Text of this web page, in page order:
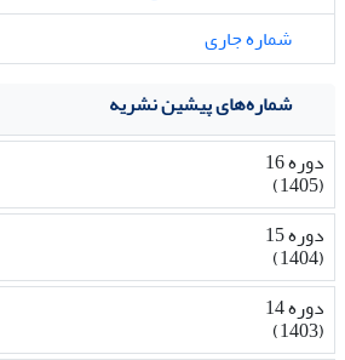
شماره جاری
شماره‌های پیشین نشریه
دوره 16
(1405)
دوره 15
(1404)
دوره 14
(1403)